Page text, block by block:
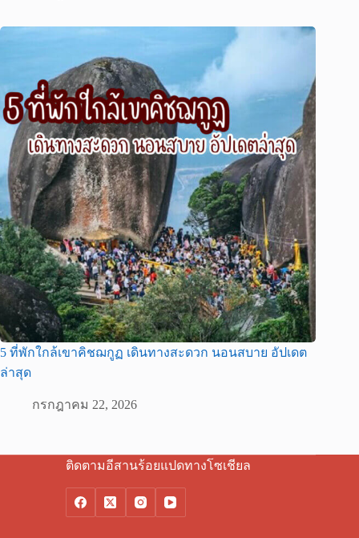
5 ที่พักใกล้เขาคิชฌกูฏ เดินทางสะดวก นอนสบาย อัปเดต
ล่าสุด
กรกฎาคม 22, 2026
ติดตามอีสานร้อยแปดทางโซเชียล